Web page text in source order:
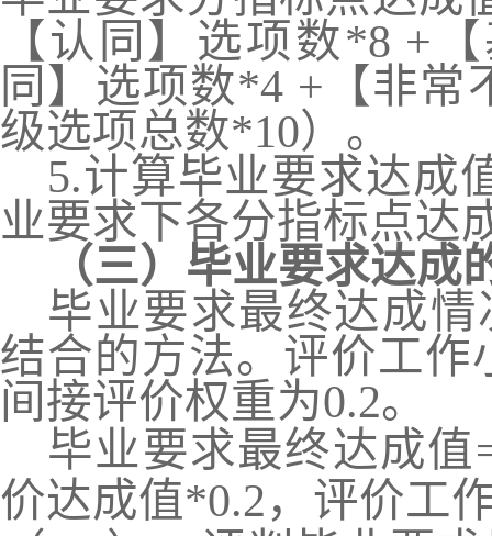
【认同】选项数*8 +
同】选项数*4 +【非
级选项总数*10）。
5.计算毕业要求达成
业要求下各分指标点达
（三）毕业要求达成
毕业要求最终达成情
结合的方法。评价工
间接评价权重为0.2。
毕业要求最终达成值
价达成值*0.2，评价工